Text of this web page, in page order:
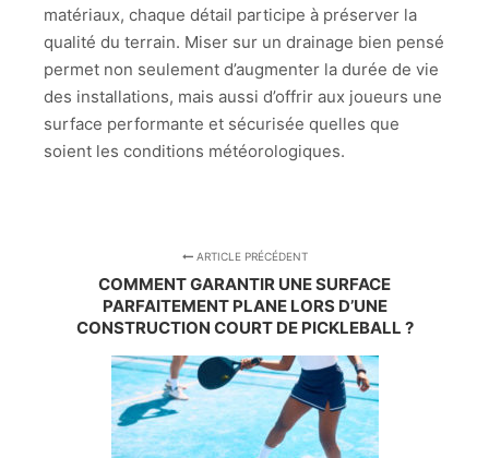
matériaux, chaque détail participe à préserver la
qualité du terrain. Miser sur un drainage bien pensé
permet non seulement d’augmenter la durée de vie
des installations, mais aussi d’offrir aux joueurs une
surface performante et sécurisée quelles que
soient les conditions météorologiques.
ARTICLE PRÉCÉDENT
COMMENT GARANTIR UNE SURFACE
PARFAITEMENT PLANE LORS D’UNE
CONSTRUCTION COURT DE PICKLEBALL ?